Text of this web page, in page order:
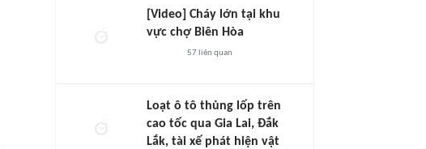
[Video] Cháy lớn tại khu
vực chợ Biên Hòa
57liên quan
Loạt ô tô thủng lốp trên
cao tốc qua Gia Lai, Đắk
Lắk, tài xế phát hiện vật